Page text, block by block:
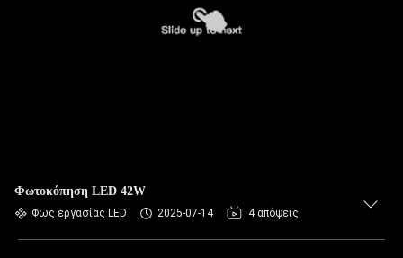
Φωτοκόπηση LED 42W
Φως εργασίας LED 2025-07-14 4 απόψεις